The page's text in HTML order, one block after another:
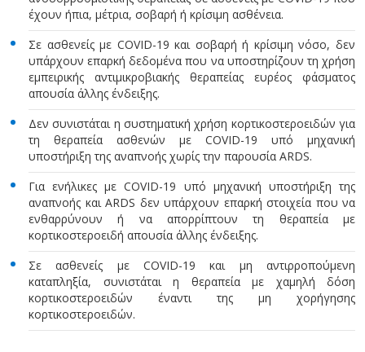
έχουν ήπια, μέτρια, σοβαρή ή κρίσιμη ασθένεια.
Σε ασθενείς με COVID-19 και σοβαρή ή κρίσιμη νόσο, δεν
υπάρχουν επαρκή δεδομένα που να υποστηρίζουν τη χρήση
εμπειρικής αντιμικροβιακής θεραπείας ευρέος φάσματος
απουσία άλλης ένδειξης.
Δεν συνιστάται η συστηματική χρήση κορτικοστεροειδών για
τη θεραπεία ασθενών με COVID-19 υπό μηχανική
υποστήριξη της αναπνοής χωρίς την παρουσία ARDS.
Για ενήλικες με COVID-19 υπό μηχανική υποστήριξη της
αναπνοής και ARDS δεν υπάρχουν επαρκή στοιχεία που να
ενθαρρύνουν ή να απορρίπτουν τη θεραπεία με
κορτικοστεροειδή απουσία άλλης ένδειξης.
Σε ασθενείς με COVID-19 και μη αντιρροπούμενη
καταπληξία, συνιστάται η θεραπεία με χαμηλή δόση
κορτικοστεροειδών έναντι της μη χορήγησης
κορτικοστεροειδών.